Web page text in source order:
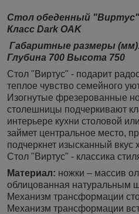
Стол обеденный
Класс Dark OAK
Габаритные размеры
Глубина 700 Высота 750
Стол "Виртус" - подарит
теплое чувство семейного
Изогнутые фрезерованные
столешницы подчеркивают
интерьере кухни столовой
займет центральное место,
подчеркнет изысканный вкус
Стол "Виртус" - классика
Материал: ножки – массив
облицованная натуральным
Механизм трансформации
Механизм трансформации